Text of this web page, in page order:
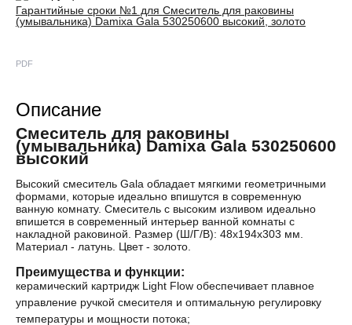
Гарантийные сроки №1 для Смеситель для раковины
(умывальника) Damixa Gala 530250600 высокий, золото
PDF
Описание
Смеситель для раковины
(умывальника) Damixa Gala 530250600
высокий
Высокий смеситель Gala обладает мягкими геометричными
формами, которые идеально впишутся в современную
ванную комнату. Смеситель с высоким изливом идеально
впишется в современный интерьер ванной комнаты с
накладной раковиной. Размер (Ш/Г/В): 48x194x303 мм.
Материал - латунь. Цвет - золото.
Преимущества и функции:
керамический картридж Light Flow обеспечивает плавное
управление ручкой смесителя и оптимальную регулировку
температуры и мощности потока;